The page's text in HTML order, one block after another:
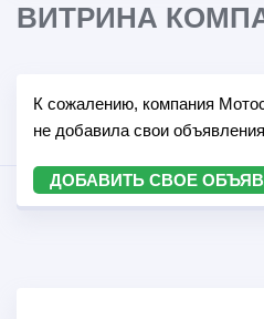
ВИТРИНА
К сожалению, компания
не добавила свои
ДОБАВИТЬ СВОЕ